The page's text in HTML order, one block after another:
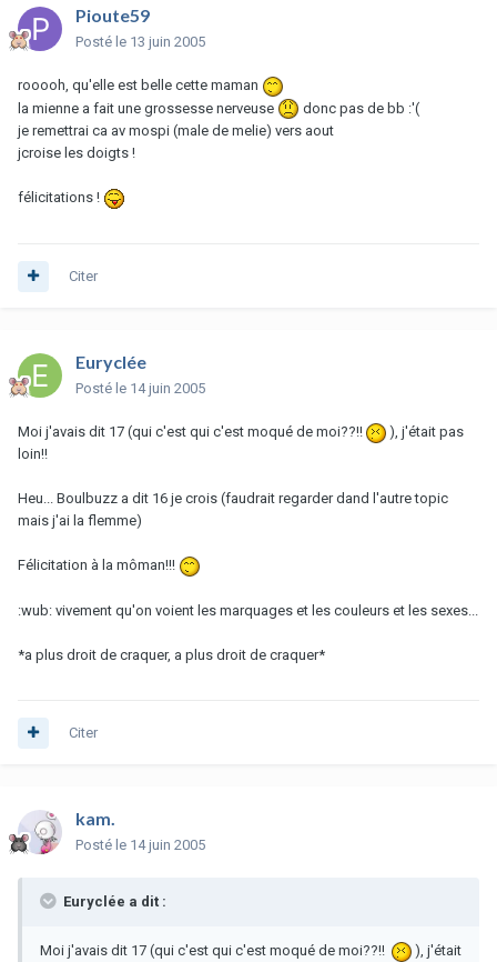
Pioute59
Posté le 13 juin 2005
rooooh, qu'elle est belle cette maman
la mienne a fait une grossesse nerveuse
donc pas de bb :'(
je remettrai ca av mospi (male de melie) vers aout
jcroise les doigts !
félicitations !
Citer
Euryclée
Posté le 14 juin 2005
Moi j'avais dit 17 (qui c'est qui c'est moqué de moi??!!
), j'était pas
loin!!
Heu... Boulbuzz a dit 16 je crois (faudrait regarder dand l'autre topic
mais j'ai la flemme)
Félicitation à la môman!!!
:wub: vivement qu'on voient les marquages et les couleurs et les sexes...
*a plus droit de craquer, a plus droit de craquer*
Citer
kam.
Posté le 14 juin 2005
Euryclée a dit :
Moi j'avais dit 17 (qui c'est qui c'est moqué de moi??!!
), j'était